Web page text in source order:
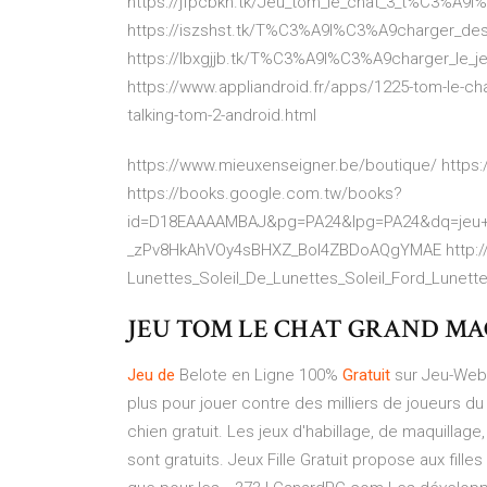
https://iszshst.tk/
https://lbxgjjb.tk/
https://www.appliandroid.fr/apps/1225-tom-le-
talking-tom-2-android.html
https://www.mieuxenseigner.be/boutique/
https://books.google.com.tw/books?
_zPv8HkAhVOy4sBHXZ_BoI4ZBDoAQgYMAE
JEU TOM LE CHAT GRAND
Jeu de Belote en Ligne 100% Gratuit sur Jeu-
plus pour jouer contre des milliers de joueurs
chien gratuit. Les jeux d'habillage, de
sont gratuits. Jeux Fille Gratuit propose aux